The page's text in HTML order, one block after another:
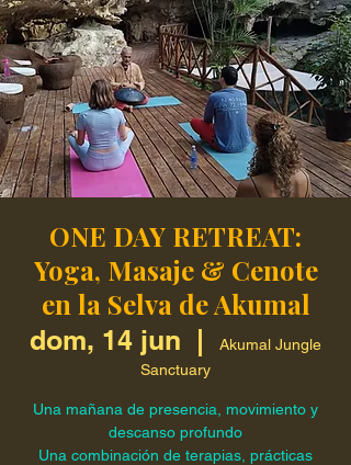
ONE DAY RETREAT:
Yoga, Masaje & Cenote
en la Selva de Akumal
dom, 14 jun
  |
Akumal Jungle
Sanctuary
Una mañana de presencia, movimiento y
descanso profundo
Una combinación de terapias, prácticas